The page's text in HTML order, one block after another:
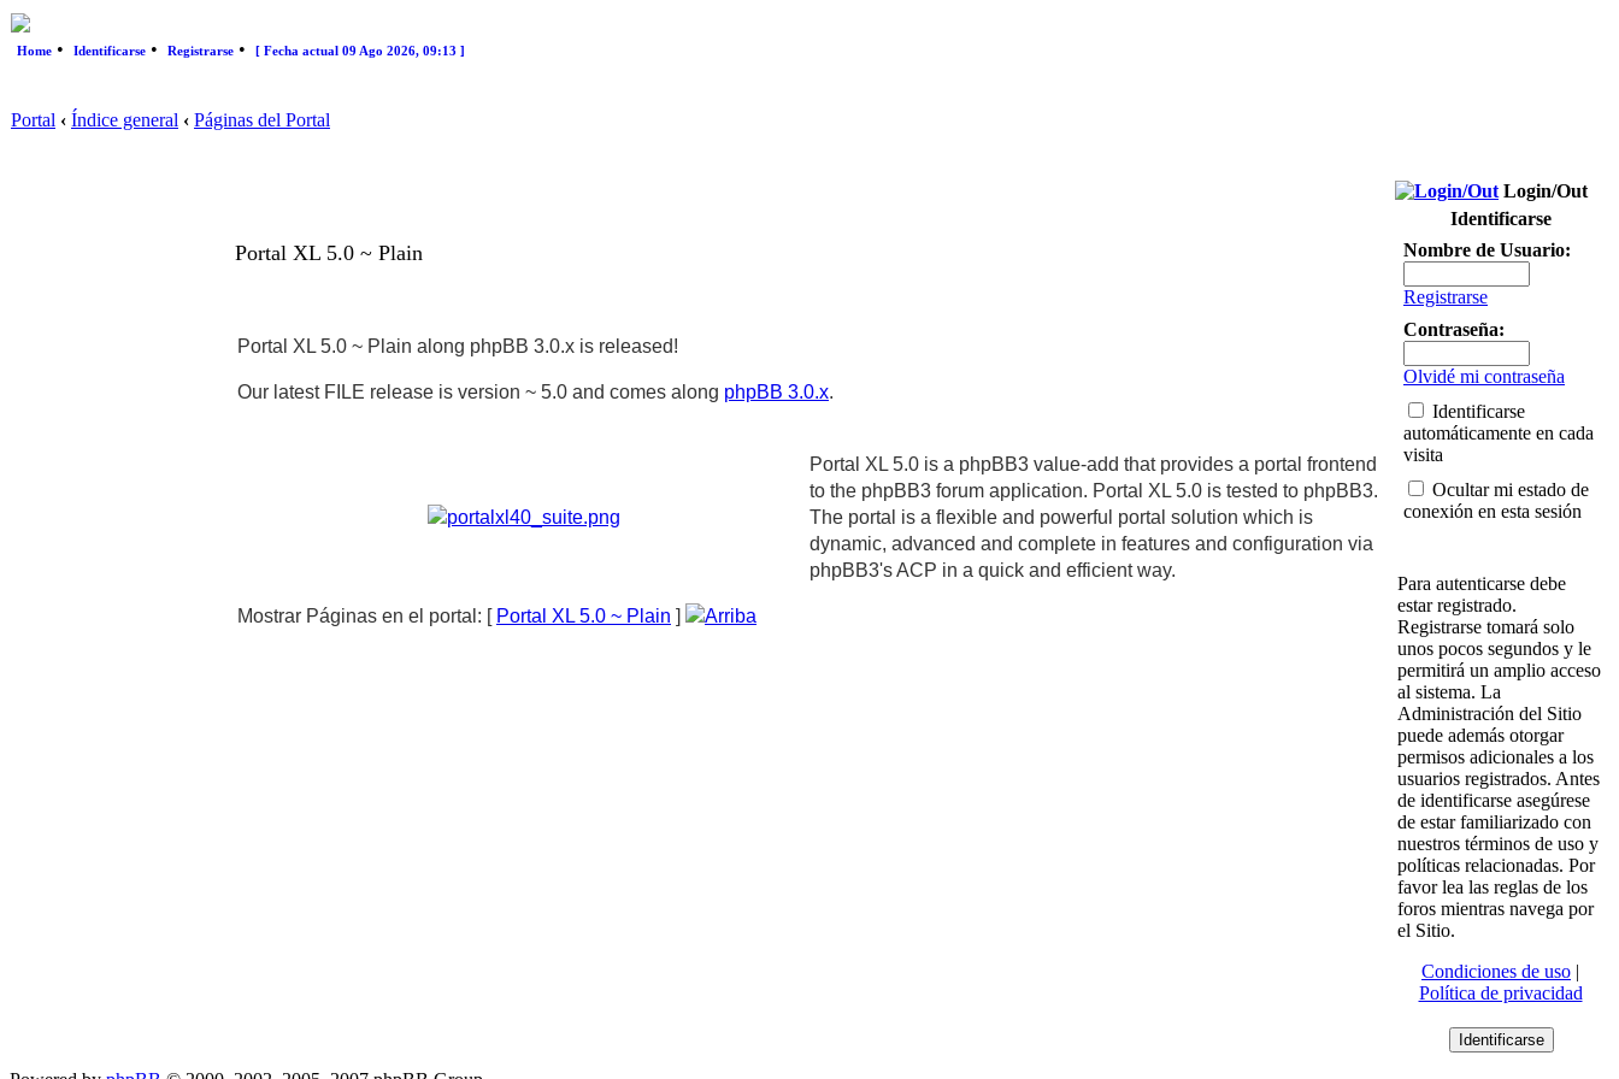
Home • Identificarse • Registrarse • [ Fecha actual 09 Ago 2026, 09:13 ]
Portal ‹ Índice general ‹ Páginas del Portal
Portal XL 5.0 ~ Plain
Portal XL 5.0 ~ Plain along phpBB 3.0.x is released!
Our latest FILE release is version ~ 5.0 and comes along phpBB 3.0.x.
Portal XL 5.0 is a phpBB3 value-add that provides a portal frontend
to the phpBB3 forum application. Portal XL 5.0 is tested to phpBB3.
The portal is a flexible and powerful portal solution which is
dynamic, advanced and complete in features and configuration via
phpBB3's ACP in a quick and efficient way.
Mostrar Páginas en el portal: [ Portal XL 5.0 ~ Plain ]
Login/Out
Identificarse
Nombre de Usuario:
Registrarse
Contraseña:
Olvidé mi contraseña
Identificarse
automáticamente en cada
visita
Ocultar mi estado de
conexión en esta sesión
Para autenticarse debe
estar registrado.
Registrarse tomará solo
unos pocos segundos y le
permitirá un amplio acceso
al sistema. La
Administración del Sitio
puede además otorgar
permisos adicionales a los
usuarios registrados. Antes
de identificarse asegúrese
de estar familiarizado con
nuestros términos de uso y
políticas relacionadas. Por
favor lea las reglas de los
foros mientras navega por
el Sitio.
Condiciones de uso |
Política de privacidad